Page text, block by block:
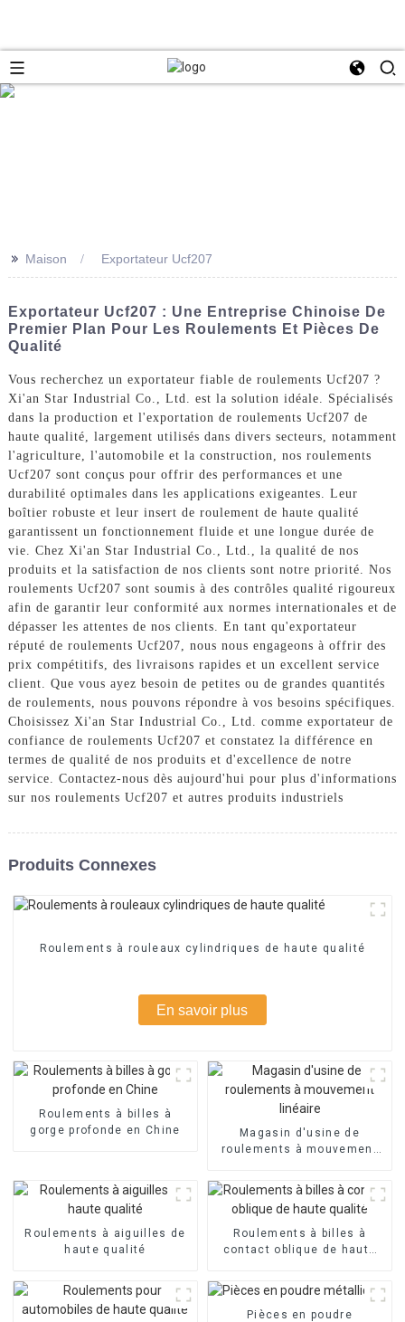
>> Maison Exportateur Ucf207
Exportateur Ucf207 : Une Entreprise Chinoise De
Premier Plan Pour Les Roulements Et Pièces De
Qualité
Vous recherchez un exportateur fiable de roulements Ucf207 ?
Xi'an Star Industrial Co., Ltd. est la solution idéale. Spécialisés
dans la production et l'exportation de roulements Ucf207 de
haute qualité, largement utilisés dans divers secteurs, notamment
l'agriculture, l'automobile et la construction, nos roulements
Ucf207 sont conçus pour offrir des performances et une
durabilité optimales dans les applications exigeantes. Leur
boîtier robuste et leur insert de roulement de haute qualité
garantissent un fonctionnement fluide et une longue durée de
vie. Chez Xi'an Star Industrial Co., Ltd., la qualité de nos
produits et la satisfaction de nos clients sont notre priorité. Nos
roulements Ucf207 sont soumis à des contrôles qualité rigoureux
afin de garantir leur conformité aux normes internationales et de
dépasser les attentes de nos clients. En tant qu'exportateur
réputé de roulements Ucf207, nous nous engageons à offrir des
prix compétitifs, des livraisons rapides et un excellent service
client. Que vous ayez besoin de petites ou de grandes quantités
de roulements, nous pouvons répondre à vos besoins spécifiques.
Choisissez Xi'an Star Industrial Co., Ltd. comme exportateur de
confiance de roulements Ucf207 et constatez la différence en
termes de qualité de nos produits et d'excellence de notre
service. Contactez-nous dès aujourd'hui pour plus d'informations
sur nos roulements Ucf207 et autres produits industriels
Produits Connexes
Roulements à rouleaux cylindriques de haute qualité
En savoir plus
Roulements à billes à
gorge profonde en Chine
Magasin d'usine de
roulements à mouvement
Roulements à aiguilles de
haute qualité
Roulements à billes à
contact oblique de haute
Pièces en poudre